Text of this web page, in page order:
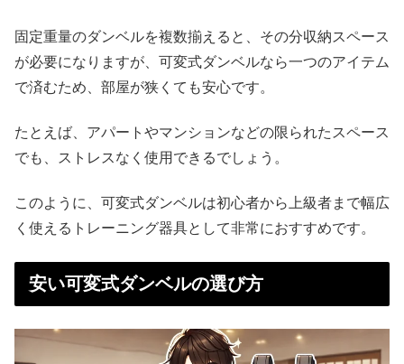
固定重量のダンベルを複数揃えると、その分収納スペース
が必要になりますが、可変式ダンベルなら一つのアイテム
で済むため、部屋が狭くても安心です。
たとえば、アパートやマンションなどの限られたスペース
でも、ストレスなく使用できるでしょう。
このように、可変式ダンベルは初心者から上級者まで幅広
く使えるトレーニング器具として非常におすすめです。
安い可変式ダンベルの選び方